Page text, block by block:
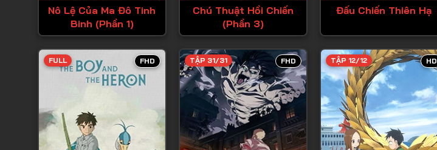
Tập 17
Tập 18
Tập 19
Tập 20
Tập 21
Tập 22
Nô Lệ Của Ma Đô Tinh
Binh (Phần 1)
Chú Thuật Hồi Chiến
(Phần 3)
Đấu Chiến Thiên Hạ
FHD
FULL FHD
TẬP 31/31 HD
TẬP 12/12